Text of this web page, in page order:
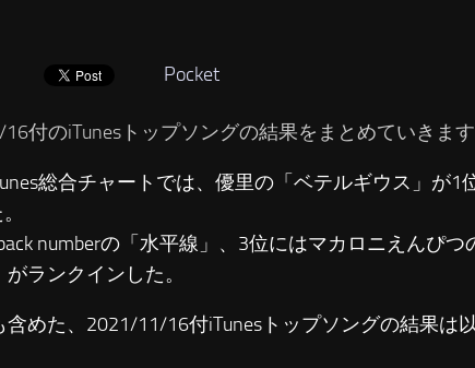
Pocket
付のiTunesトップソングの結果をまとめていきます
総合チャートでは、優里の「ベテルギウス」が1
numberの「水平線」、3位にはマカロニえんぴつ
ランクインした。
めた、2021/11/16付iTunesトップソングの結果は